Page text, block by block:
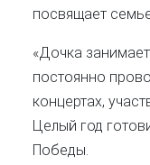
посвящает
«Дочка
постоянно
концертах,
Целый год
Победы.